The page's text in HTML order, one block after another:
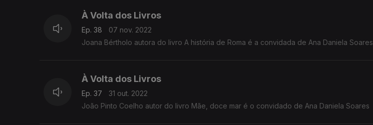
À Volta dos Livros
Ep. 38
07 nov. 2022
Joana Bértholo autora do livro A história de Roma é a convidada de Ana Daniela Soares
À Volta dos Livros
Ep. 37
31 out. 2022
João Pinto Coelho autor do livro Mãe, doce mar é o convidado de Ana Daniela Soares